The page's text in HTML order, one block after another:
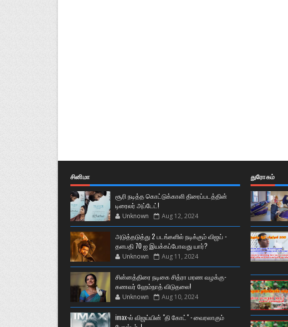
சினிமா
சூரி நடித்த கொட்டுக்காளி திரைப்படத்தின்
டிரைலர் அப்டேட்!
Unknown Aug 12, 2024
அடுத்தடுத்து 2 படங்களில் நடிக்கும் விஜய் -
தளபதி 70 ஐ இயக்கப்போவது யார்?
Unknown Aug 11, 2024
சின்னத்திரை நடிகை சித்ரா மரண வழக்கு-
கணவர் ஹேம்நாத் விடுதலை!
Unknown Aug 10, 2024
imax-ல் விஜய்யின் "தி கோட்" - வைரலாகும்
துரோகம்